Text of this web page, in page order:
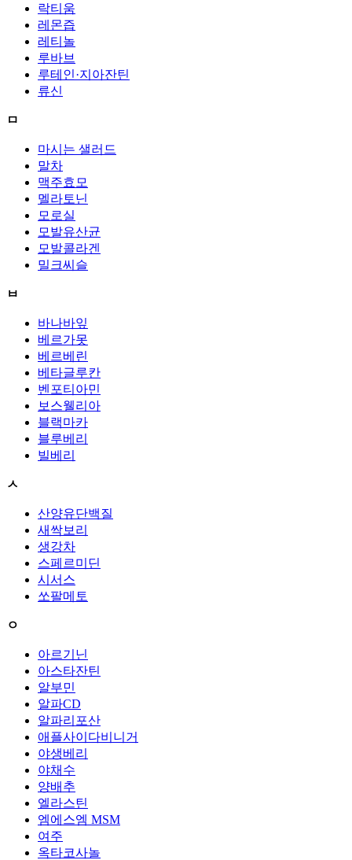
락티움
레몬즙
레티놀
루바브
루테인·지아잔틴
류신
ㅁ
마시는 샐러드
말차
맥주효모
멜라토닌
모로실
모발유산균
모발콜라겐
밀크씨슬
ㅂ
바나바잎
베르가못
베르베린
베타글루칸
벤포티아민
보스웰리아
블랙마카
블루베리
빌베리
ㅅ
산양유단백질
새싹보리
생강차
스페르미딘
시서스
쏘팔메토
ㅇ
아르기닌
아스타잔틴
알부민
알파CD
알파리포산
애플사이다비니거
야생베리
야채수
양배추
엘라스틴
엠에스엠 MSM
여주
옥타코사놀